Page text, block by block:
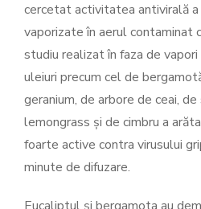
cercetat activitatea antivirală
vaporizate în aerul contaminat
studiu realizat în faza de
uleiuri precum cel de
geranium, de arbore de ceai,
lemongrass și de cimbru a
foarte active contra virusului
minute de difuzare.